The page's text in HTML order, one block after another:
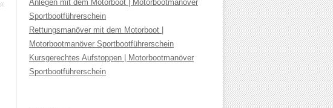
Anlegen mit dem Motorboot | Motorbootmanöver
Sportbootführerschein
Rettungsmanöver mit dem Motorboot |
Motorbootmanöver Sportbootführerschein
Kursgerechtes Aufstoppen | Motorbootmanöver
Sportbootführerschein